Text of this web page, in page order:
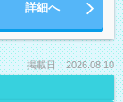
詳細へ
掲載日：2026.08.10